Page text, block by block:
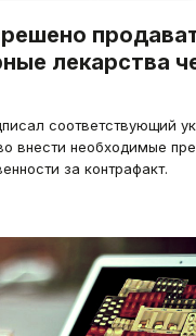
лекарства
соответствующий
внести необходимые
за контрафакт.